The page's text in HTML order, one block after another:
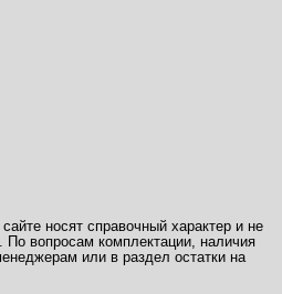
носят справочный характер и не
вопросам комплектации, наличия
или в раздел остатки на